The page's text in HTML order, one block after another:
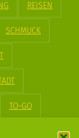
REISEN
SCHMUCK
TO-GO